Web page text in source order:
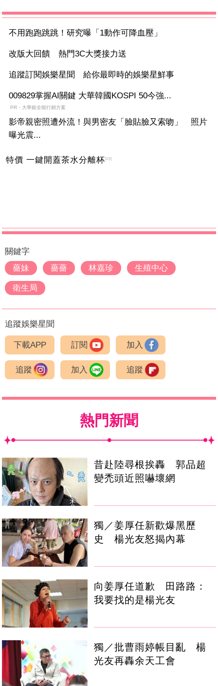
不用跑跑跳跳！研究曝「1動作可降血壓」
改版大回饋 熱門3C大獎接力送
追蹤訂閱娛樂星聞 給你最即時的娛樂星鮮事
009829掌握AI關鍵 大華韓國KOSPI 50今強...
PR・大華銀全能行銷方案
影帝親密照遭外流！與男密友「臉貼臉又索吻」 照片
曝光震...
特價 一鍵開蓋茶水分離杯PR
關鍵字
薔妹
薔薔 林嘉珍 生殖中心
衛生局
追蹤娛樂星聞
下載APP 訂閱 加入
追蹤 加入 追蹤
熱門新聞
昔赴陸尋根挨轟 郭品超
變禿頭近照嚇壞網
獨／姜厚任新歡爆黑歷
史 楊光友怒揭內幕
向姜厚任道歉 田路路：
我要找的是楊光友
獨／批曹雨婷帳目亂 楊
光友再轟余天工會